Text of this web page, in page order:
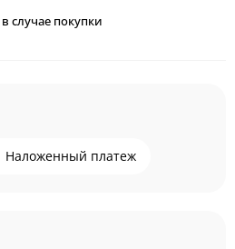
в случае покупки
Наложенный платеж